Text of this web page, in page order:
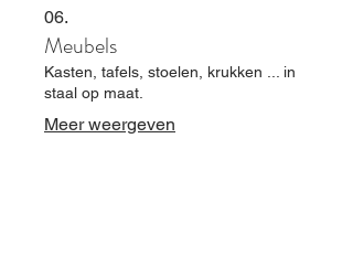
06.
Meubels
Kasten, tafels, stoelen, krukken ... in
staal op maat.
Meer weergeven